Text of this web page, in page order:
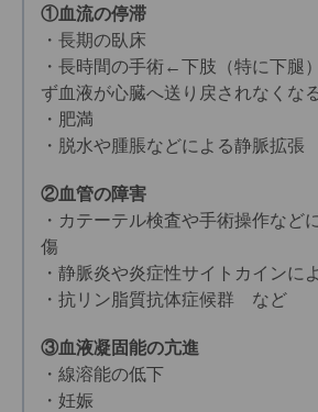
①血流の停滞
・長期の臥床
・長時間の手術←下肢（特に下腿
ず血液が心臓へ送り戻されなくな
・肥満
・脱水や腫脹などによる静脈拡張
②血管の障害
・カテーテル検査や手術操作など
傷
・静脈炎や炎症性サイトカインに
・抗リン脂質抗体症候群 など
③血液凝固能の亢進
・線溶能の低下
・妊娠